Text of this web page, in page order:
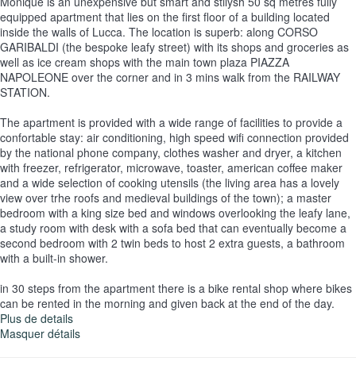
equipped apartment that lies on the first floor of a building located
inside the walls of Lucca. The location is superb: along CORSO
GARIBALDI (the bespoke leafy street) with its shops and groceries as
well as ice cream shops with the main town plaza PIAZZA
NAPOLEONE over the corner and in 3 mins walk from the RAILWAY
STATION.
The apartment is provided with a wide range of facilities to provide a
confortable stay: air conditioning, high speed wifi connection provided
by the national phone company, clothes washer and dryer, a kitchen
with freezer, refrigerator, microwave, toaster, american coffee maker
and a wide selection of cooking utensils (the living area has a lovely
view over trhe roofs and medieval buildings of the town); a master
bedroom with a king size bed and windows overlooking the leafy lane,
a study room with desk with a sofa bed that can eventually become a
second bedroom with 2 twin beds to host 2 extra guests, a bathroom
with a built-in shower.
in 30 steps from the apartment there is a bike rental shop where bikes
can be rented in the morning and given back at the end of the day.
Plus de details
Masquer détails